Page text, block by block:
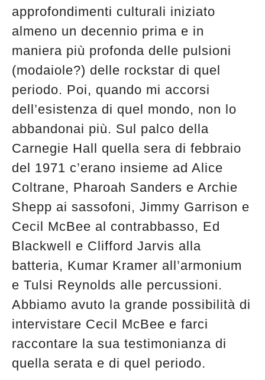
approfondimenti culturali iniziato
almeno un decennio prima e in
maniera più profonda delle pulsioni
(modaiole?) delle rockstar di quel
periodo. Poi, quando mi accorsi
dell’esistenza di quel mondo, non lo
abbandonai più. Sul palco della
Carnegie Hall quella sera di febbraio
del 1971 c’erano insieme ad Alice
Coltrane, Pharoah Sanders e Archie
Shepp ai sassofoni, Jimmy Garrison e
Cecil McBee al contrabbasso, Ed
Blackwell e Clifford Jarvis alla
batteria, Kumar Kramer all’armonium
e Tulsi Reynolds alle percussioni.
Abbiamo avuto la grande possibilità di
intervistare Cecil McBee e farci
raccontare la sua testimonianza di
quella serata e di quel periodo.